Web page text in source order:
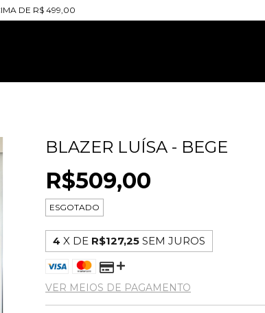
DE R$ 499,00
BLAZER LUÍSA - BEGE
R$509,00
ESGOTADO
4 X DE R$127,25 SEM JUROS
VER MEIOS DE PAGAMENTO